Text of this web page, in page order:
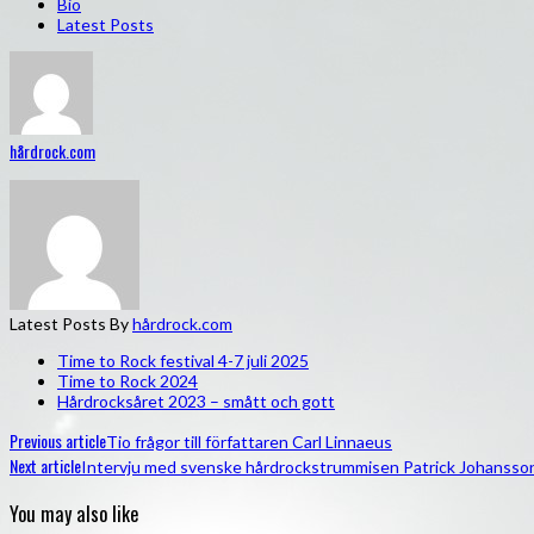
Bio
Latest Posts
hårdrock.com
Latest Posts Byhårdrock.com
Time to Rock festival 4-7 juli 2025
Time to Rock 2024
Hårdrocksåret 2023 – smått och gott
Previous articleTio frågor till författaren Carl Linnaeus
Next articleIntervju med svenske hårdrockstrummisen Patrick
You may also like